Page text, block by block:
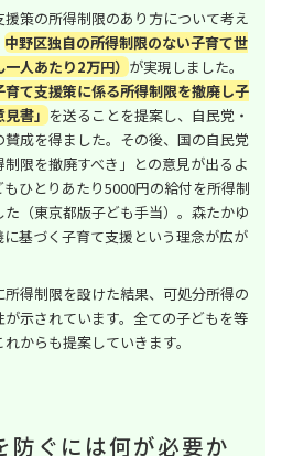
策の所得制限のあり方について考え
中野区独自の所得制限のない子育て世
人あたり2万円）が実現しました。
育て支援策に係る所得制限を撤廃し子
見書」を送ることを提案し、自民党・
成を得ました。その後、国の自民党
限を撤廃すべき」との意見が出るよ
ひとりあたり5000円の給付を所得制
（東京都版子ども手当）。森たかゆ
基づく子育て支援という理念が広が
得制限を設けた結果、可処分所得の
示されています。全ての子どもを等
からも提案していきます。
防ぐには何が必要か